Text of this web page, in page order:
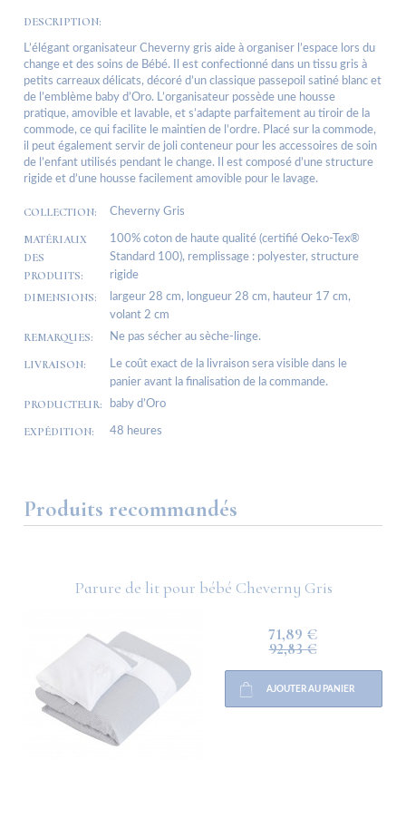
DESCRIPTION:
L’élégant organisateur Cheverny gris aide à organiser l’espace lors du
change et des soins de Bébé. Il est confectionné dans un tissu gris à
petits carreaux délicats, décoré d’un classique passepoil satiné blanc et
de l’emblème baby d’Oro. L’organisateur possède une housse
pratique, amovible et lavable, et s’adapte parfaitement au tiroir de la
commode, ce qui facilite le maintien de l’ordre. Placé sur la commode,
il peut également servir de joli conteneur pour les accessoires de soin
de l’enfant utilisés pendant le change. Il est composé d’une structure
rigide et d’une housse facilement amovible pour le lavage.
COLLECTION: Cheverny Gris
MATÉRIAUX
DES
PRODUITS:
100% coton de haute qualité (certifié Oeko-Tex®
Standard 100), remplissage : polyester, structure
rigide
DIMENSIONS:
largeur 28 cm, longueur 28 cm, hauteur 17 cm,
volant 2 cm
REMARQUES: Ne pas sécher au sèche-linge.
LIVRAISON:
Le coût exact de la livraison sera visible dans le
panier avant la finalisation de la commande.
PRODUCTEUR: baby d’Oro
EXPÉDITION: 48 heures
Produits recommandés
Parure de lit pour bébé Cheverny Gris
71,89 €
92,83 €
AJOUTER AU PANIER